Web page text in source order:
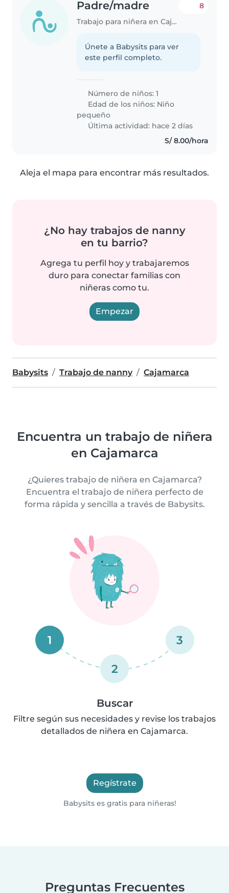
Padre/madre
Trabajo para niñera en Cajamarca
8
Únete a Babysits para ver
este perfil completo.
Número de niños: 1
Edad de los niños: Niño
pequeño
Última actividad: hace 2 días
S/ 8.00/hora
Aleja el mapa para encontrar más resultados.
¿No hay trabajos de nanny
en tu barrio?
Agrega tu perfil hoy y trabajaremos
duro para conectar familias con
niñeras como tu.
Empezar
Babysits Trabajo de nanny Cajamarca
Encuentra un trabajo de niñera
en Cajamarca
¿Quieres trabajo de niñera en Cajamarca?
Encuentra el trabajo de niñera perfecto de
forma rápida y sencilla a través de Babysits.
1
2
3
Buscar
Filtre según sus necesidades y revise los trabajos
detallados de niñera en Cajamarca.
Regístrate
Babysits es gratis para niñeras!
Preguntas Frecuentes